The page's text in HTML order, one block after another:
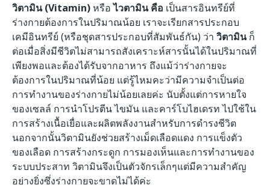
วิตามิน (Vitamin)หรือไวตามิน คือ เป็นสารอินทรีย์ที่
ร่างกายต้องการในปริมาณน้อย เราจะเรียกสารประกอบ
เคมีอินทรีย์ (หรือชุดสารประกอบที่สัมพันธ์กัน) ว่า วิตามินก็
ต่อเมื่อสิ่งมีชีวิตไม่สามารถสังเคราะห์สารนั้นได้ในปริมาณที่
เพียงพอและต้องได้รับจากอาหาร ถึงแม้ว่าร่างกายจะ
ต้องการในปริมาณที่น้อย แต่รู้ไหมคะว่ามีความจำเป็นต่อ
การทำงานของร่างกายไม่น้อยเลยค่ะ นับตั้งแต่การหายใจ
ของเซลล์ การนำโปรตีน ไขมัน และคาร์โบไฮเดรท ไปใช้ใน
การสร้างเนื้อเยื่อและผลิตพลังงานสำหรับการดำรงชีวิต
นอกจากนั้นวิตามินยังช่วยสร้างเม็ดเลือดแดง การแข็งตัว
ของเลือด การสร้างกระดูก การมองเห็นและการทำงานของ
ระบบประสาท วิตามินจึงเป็นตัวจักรเล็กๆแต่มีความสำคัญ
อย่างยิ่งซึ่งร่างกายจะขาดไม่ได้ค่ะ